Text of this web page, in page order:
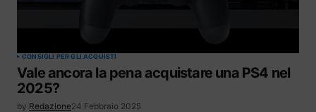
CONSIGLI PER GLI ACQUISTI
Vale ancora la pena acquistare una PS4 nel
2025?
by Redazione24 Febbraio 2025